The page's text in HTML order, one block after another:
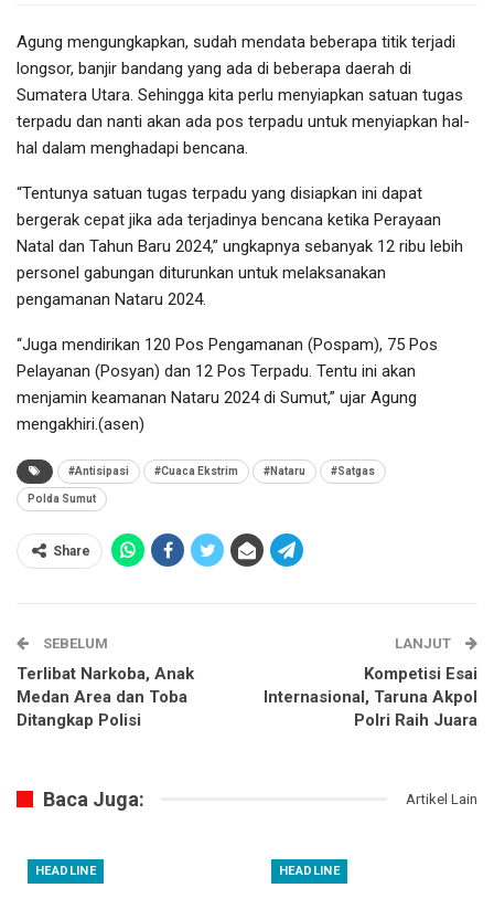
Agung mengungkapkan, sudah mendata beberapa titik terjadi
longsor, banjir bandang yang ada di beberapa daerah di
Sumatera Utara. Sehingga kita perlu menyiapkan satuan tugas
terpadu dan nanti akan ada pos terpadu untuk menyiapkan hal-
hal dalam menghadapi bencana.
“Tentunya satuan tugas terpadu yang disiapkan ini dapat
bergerak cepat jika ada terjadinya bencana ketika Perayaan
Natal dan Tahun Baru 2024,” ungkapnya sebanyak 12 ribu lebih
personel gabungan diturunkan untuk melaksanakan
pengamanan Nataru 2024.
“Juga mendirikan 120 Pos Pengamanan (Pospam), 75 Pos
Pelayanan (Posyan) dan 12 Pos Terpadu. Tentu ini akan
menjamin keamanan Nataru 2024 di Sumut,” ujar Agung
mengakhiri.(asen)
#Antisipasi #Cuaca Ekstrim #Nataru #Satgas
Polda Sumut
Share
SEBELUM
Terlibat Narkoba, Anak
Medan Area dan Toba
Ditangkap Polisi
LANJUT
Kompetisi Esai
Internasional, Taruna Akpol
Polri Raih Juara
Baca Juga: Artikel Lain
HEADLINE HEADLINE